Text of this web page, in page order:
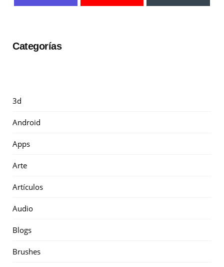
Categorías
3d
Android
Apps
Arte
Artículos
Audio
Blogs
Brushes